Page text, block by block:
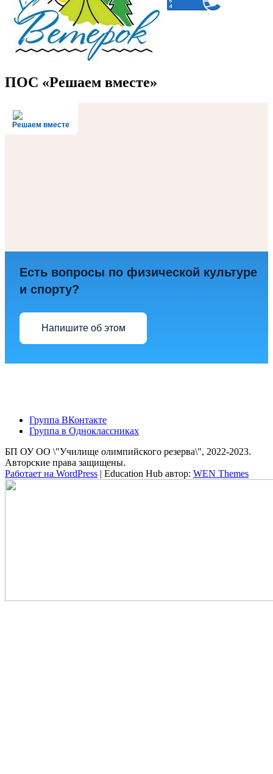
ПОС «Решаем вместе»
Решаем вместе
Есть вопросы по физической культуре
и спорту?
Напишите об этом
Группа ВКонтакте
Группа в Одноклассниках
БП ОУ ОО \"Училище олимпийского резерва\", 2022-2023.
Авторские права защищены.
Работает на WordPress | Education Hub автор: WEN Themes